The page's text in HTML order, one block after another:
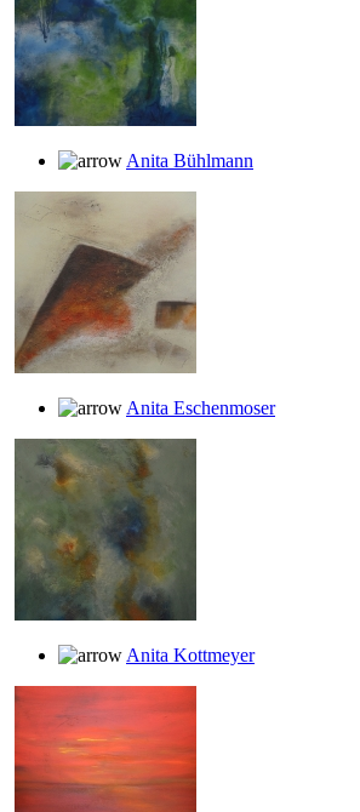
Anita Bühlmann
Anita Eschenmoser
Anita Kottmeyer